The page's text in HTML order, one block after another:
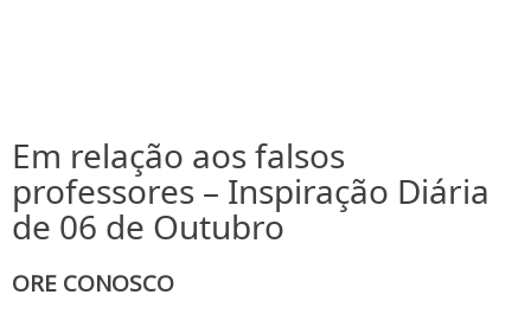
Em relação aos falsos
professores – Inspiração Diária
de 06 de Outubro
ORE CONOSCO